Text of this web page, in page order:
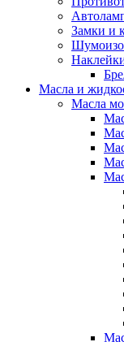
Замки и
Масла и
Масла